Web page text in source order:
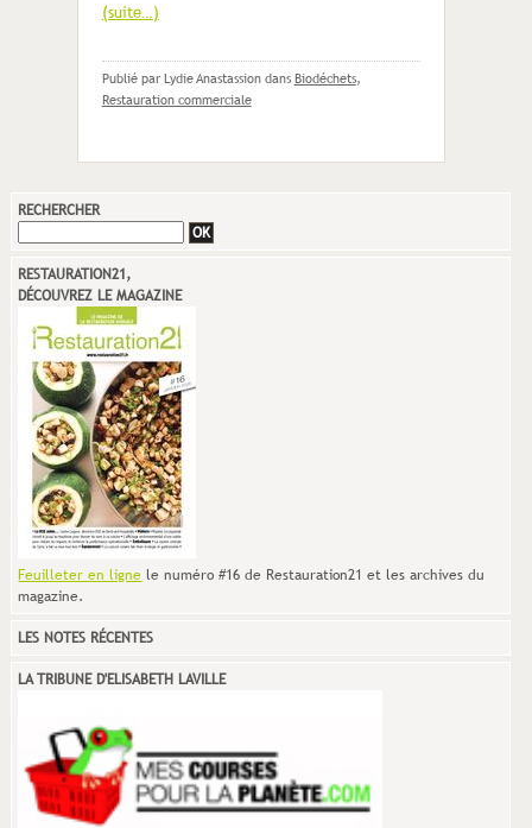
(suite…)
Publié par Lydie Anastassion dans Biodéchets,
Restauration commerciale
RECHERCHER
RESTAURATION21,
DÉCOUVREZ LE MAGAZINE
Feuilleter en ligne le numéro #16 de Restauration21 et les archives du
magazine.
LES NOTES RÉCENTES
LA TRIBUNE D'ELISABETH LAVILLE